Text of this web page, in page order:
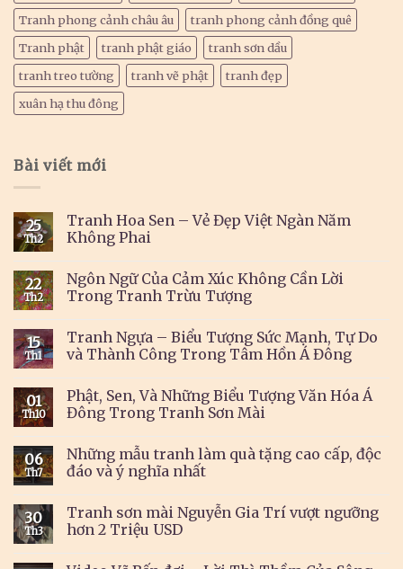
Tranh phong cảnh châu âu
tranh phong cảnh đồng quê
Tranh phật
tranh phật giáo
tranh sơn dầu
tranh treo tường
tranh vẽ phật
tranh đẹp
xuân hạ thu đông
Bài viết mới
25
Th2
Tranh Hoa Sen – Vẻ Đẹp Việt Ngàn Năm
Không Phai
22
Th2
Ngôn Ngữ Của Cảm Xúc Không Cần Lời
Trong Tranh Trừu Tượng
15
Th1
Tranh Ngựa – Biểu Tượng Sức Mạnh, Tự Do
và Thành Công Trong Tâm Hồn Á Đông
01
Th10
Phật, Sen, Và Những Biểu Tượng Văn Hóa Á
Đông Trong Tranh Sơn Mài
06
Th7
Những mẫu tranh làm quà tặng cao cấp, độc
đáo và ý nghĩa nhất
30
Th3
Tranh sơn mài Nguyễn Gia Trí vượt ngưỡng
hơn 2 Triệu USD